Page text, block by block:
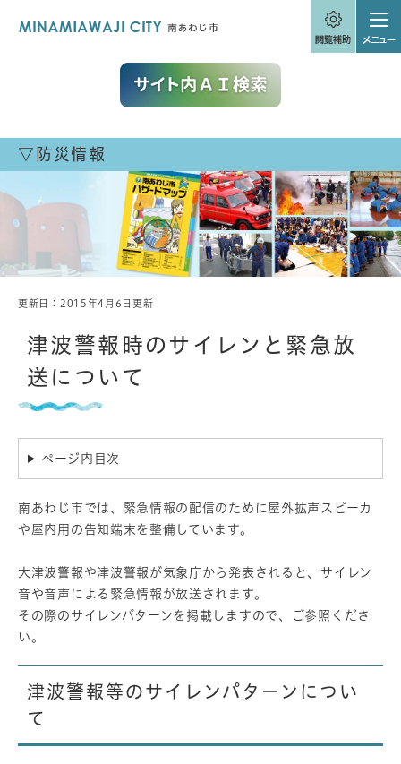
▽防災情報
本
更新日：2015年4月6日更新
津波警報時のサイレンと緊急放
送について
ページ内目次
南あわじ市では、緊急情報の配信のために屋外拡声スピーカ
や屋内用の告知端末を整備しています。
大津波警報や津波警報が気象庁から発表されると、サイレン
音や音声による緊急情報が放送されます。
その際のサイレンパターンを掲載しますので、ご参照くださ
い。
津波警報等のサイレンパターンについ
て